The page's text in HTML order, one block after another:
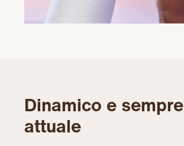
Dinamico e sempre
attuale